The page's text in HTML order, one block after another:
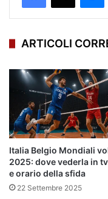
ARTICOLI
Italia Belgio Mondiali
2025: dove vederla in
e orario della sfida
22 Settembre 2025